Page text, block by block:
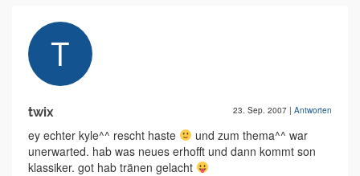
twix 23. Sep. 2007 | Antworten
ey echter kyle^^ rescht haste
und zum thema^^ war
unerwarted. hab was neues erhofft und dann kommt son
klassiker. got hab tränen gelacht